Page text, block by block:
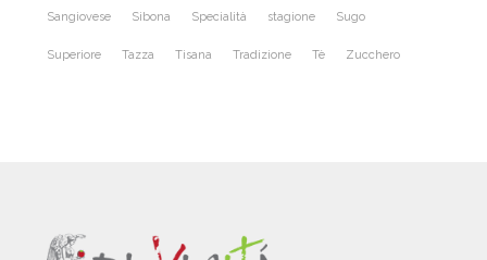
Sangiovese Sibona Specialità stagione Sugo
Superiore Tazza Tisana Tradizione Tè Zucchero